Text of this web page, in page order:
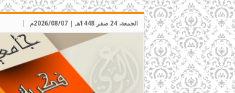
الجمعة، 24 صفر 1448هـ | 2026/08/07م